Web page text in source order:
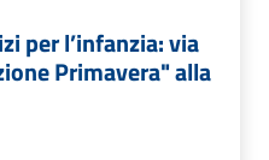
per l’infanzia: via
Primavera" alla